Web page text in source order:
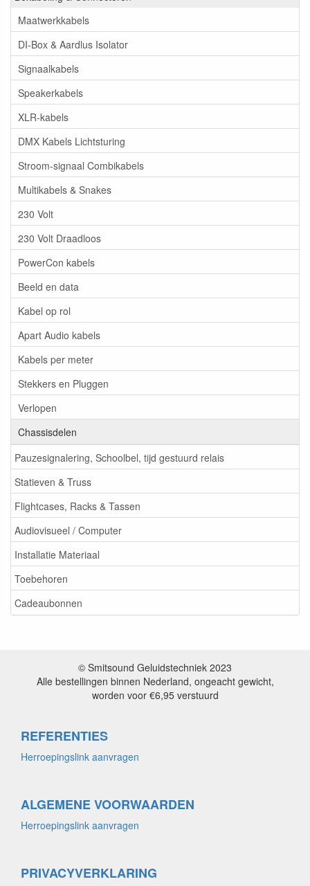
Maatwerkkabels
DI-Box & Aardlus Isolator
Signaalkabels
Speakerkabels
XLR-kabels
DMX Kabels Lichtsturing
Stroom-signaal Combikabels
Multikabels & Snakes
230 Volt
230 Volt Draadloos
PowerCon kabels
Beeld en data
Kabel op rol
Apart Audio kabels
Kabels per meter
Stekkers en Pluggen
Verlopen
Chassisdelen
Pauzesignalering, Schoolbel, tijd gestuurd relais
Statieven & Truss
Flightcases, Racks & Tassen
Audiovisueel / Computer
Installatie Materiaal
Toebehoren
Cadeaubonnen
© Smitsound Geluidstechniek 2023
Alle bestellingen binnen Nederland, ongeacht gewicht,
worden voor €6,95 verstuurd
REFERENTIES
Herroepingslink aanvragen
ALGEMENE VOORWAARDEN
Herroepingslink aanvragen
PRIVACYVERKLARING